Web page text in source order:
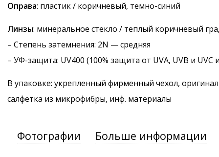
Оправа: пластик / коричневый, темно-синий
Линзы: минеральное стекло / теплый коричневый
– Степень затемнения: 2N — средняя
– УФ-защита: UV400 (100% защита от UVA, UVB и UVC
В упаковке: укрепленный фирменный чехол,
салфетка из микрофибры, инф. материалы
Фотографии Больше информации